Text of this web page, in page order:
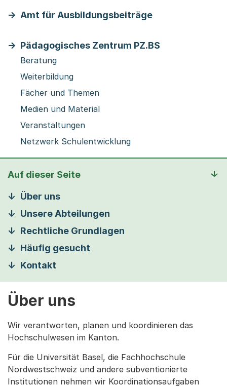
Amt für Ausbildungsbeiträge
Pädagogisches Zentrum PZ.BS
Beratung
Weiterbildung
Fächer und Themen
Medien und Material
Veranstaltungen
Netzwerk Schulentwicklung
Auf dieser Seite
Über uns
Unsere Abteilungen
Rechtliche Grundlagen
Häufig gesucht
Kontakt
Über uns
Wir verantworten, planen und koordinieren das
Hochschulwesen im Kanton.
Für die Universität Basel, die Fachhochschule
Nordwestschweiz und andere subventionierte
Institutionen nehmen wir Koordinationsaufgaben